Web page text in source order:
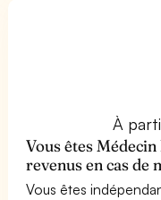
À
Vous êtes
revenus en cas de
Vous êtes